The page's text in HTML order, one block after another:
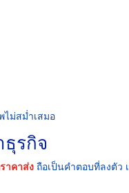
ม่สม่ำเสมอ
รกิจ
าคาส่ง ถือเป็นคำตอบที่ลงตัว